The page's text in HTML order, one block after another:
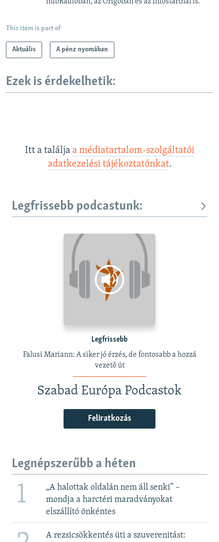
InfoRádióban, az Origóban és az Infostartnál is.
This item is part of
Aktuális A pénz nyomában
Ezek is érdekelhetik:
Itt a találja a médiatartalom-szolgáltatói
adatkezelési tájékoztatónkat.
Legfrissebb podcastunk:
Legfrissebb
Falusi Mariann: A siker jó érzés, de fontosabb a hozzá
vezető út
Szabad Európa Podcastok
Feliratkozás
Legnépszerűbb a héten
1
„A halottak oldalán nem áll senki” –
mondja a harctéri maradványokat
elszállító önkéntes
A rezsicsökkentés üti a szuverenitást: